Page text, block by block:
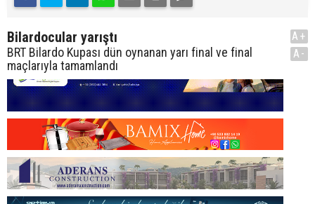
Bilardocular yarıştı
BRT Bilardo Kupası dün oynanan yarı final ve final
maçlarıyla tamamlandı
A+
A-